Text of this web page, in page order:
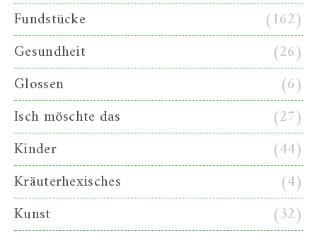
Fundstücke
(162)
Gesundheit
(26)
Glossen
(6)
Isch möschte das
(27)
Kinder
(44)
Kräuterhexisches
(4)
Kunst
(32)